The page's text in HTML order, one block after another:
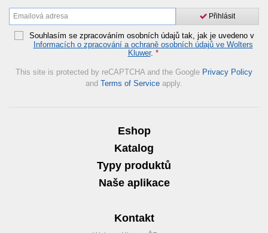
Přihlásit
Souhlasím se zpracováním osobních údajů tak, jak je uvedeno v
Informacích o zpracování a ochraně osobních údajů ve Wolters
Kluwer. *
This site is protected by reCAPTCHA and the Google Privacy Policy
and Terms of Service apply.
Eshop
Katalog
Typy produktů
Naše aplikace
Kontakt